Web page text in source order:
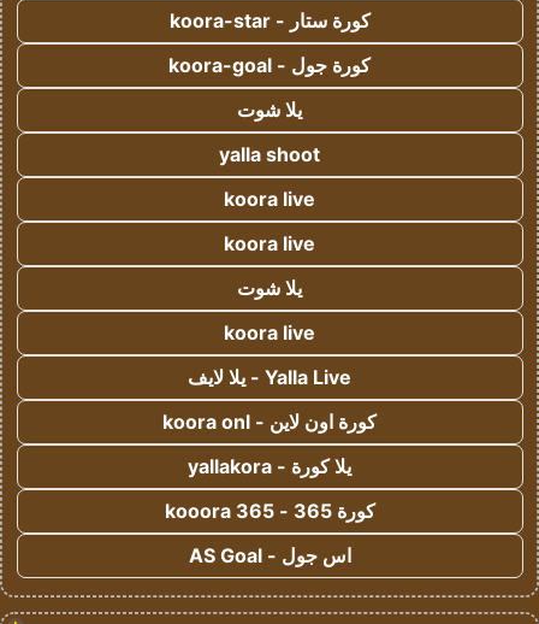
كورة ستار - koora-star
كورة جول - koora-goal
يلا شوت
yalla shoot
koora live
koora live
يلا شوت
koora live
Yalla Live - يلا لايف
كورة اون لاين - koora onl
يلا كورة - yallakora
كورة 365 - kooora 365
اس جول - AS Goal